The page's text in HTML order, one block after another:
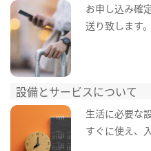
お申し込み確
送り致します。
設備とサービスについて
生活に必要な
すぐに使え、